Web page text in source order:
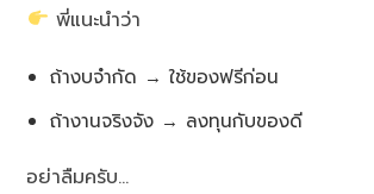
พี่แนะนำว่า
ถ้างบจำกัด → ใช้ของฟรีก่อน
ถ้างานจริงจัง → ลงทุนกับของดี
อย่าลืมครับ…